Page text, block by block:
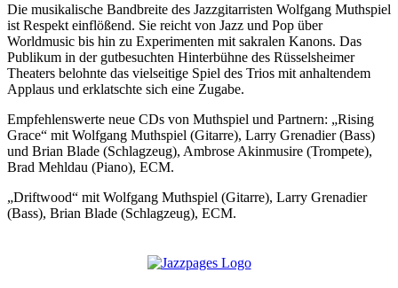
Die musikalische Bandbreite des Jazzgitarristen Wolfgang Muthspiel
ist Respekt einflößend. Sie reicht von Jazz und Pop über
Worldmusic bis hin zu Experimenten mit sakralen Kanons. Das
Publikum in der gutbesuchten Hinterbühne des Rüsselsheimer
Theaters belohnte das vielseitige Spiel des Trios mit anhaltendem
Applaus und erklatschte sich eine Zugabe.
Empfehlenswerte neue CDs von Muthspiel und Partnern: „Rising
Grace“ mit Wolfgang Muthspiel (Gitarre), Larry Grenadier (Bass)
und Brian Blade (Schlagzeug), Ambrose Akinmusire (Trompete),
Brad Mehldau (Piano), ECM.
„Driftwood“ mit Wolfgang Muthspiel (Gitarre), Larry Grenadier
(Bass), Brian Blade (Schlagzeug), ECM.